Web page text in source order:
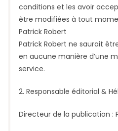
conditions et les avoir
être modifiées à tout
Patrick Robert
Patrick Robert ne saurait
en aucune manière d’une
service.
2. Responsable éditorial &
Directeur de la publication :